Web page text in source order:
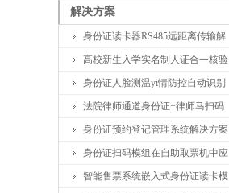
解决方案
身份证读卡器RS485远距离传输解
高校新生入学实名制人证合一核验
身份证人脸测温yi情防控自动识别
法院律师通道身份证+律师马扫码
身份证预约登记管理系统解决方案
身份证扫码模组在自助取票机中应
智能售票系统嵌入式身份证读卡模